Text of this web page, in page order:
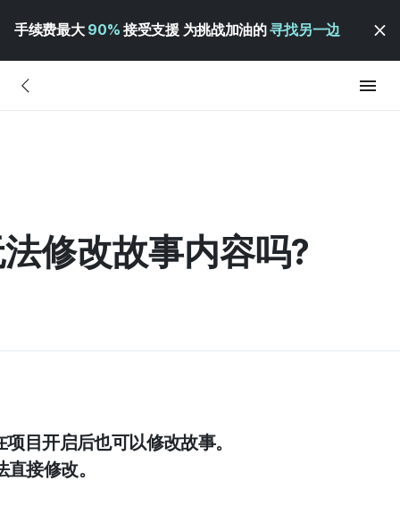
手续费最大 90% 接受支援 为挑战加油的寻找另一边
修改故事内容吗?
目开启后也可以修改故事。
接修改。